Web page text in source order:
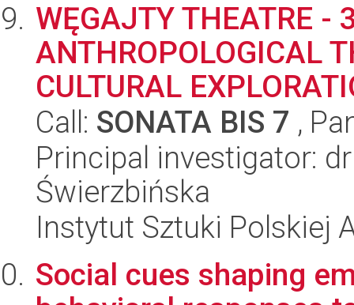
WĘGAJTY THEATRE -
ANTHROPOLOGICAL
CULTURAL
Call: SONATA BIS 7 ,
Principal investigator:
Świerzbińska
Instytut Sztuki Polskiej
Social cues shaping